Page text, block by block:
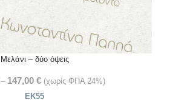
Μελάνι – δύο όψεις
– 147,00 € (χωρίς ΦΠΑ 24%)
ΕΚ55